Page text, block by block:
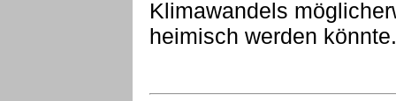
Klimawandels
heimisch werden könnte.